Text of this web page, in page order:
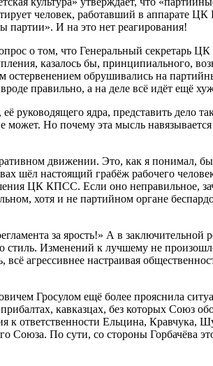
человек, работавший в
партии». И на это нет реагирования!
о том, что Генеральный секретарь ЦК
казалось бы, принципиального,
обрушивались на
правильно, а на деле всё идёт ещё
руководящего ядра, представить дело
Но почему эта мысль
движении. Это, как я понимал,
шёл настоящий грабёж рабочего
ЦК КПСС. Если оно неправильное,
хотя и не партийном органе
за ярость!» А в заключительной
Изменений к лучшему не
агрессивнее настраивая
Гросулом ещё более прояснила
кавказцах, без которых Союз
к ответственности Ельцина, Кравчука,
Союза. По сути, со стороны Горбачёва